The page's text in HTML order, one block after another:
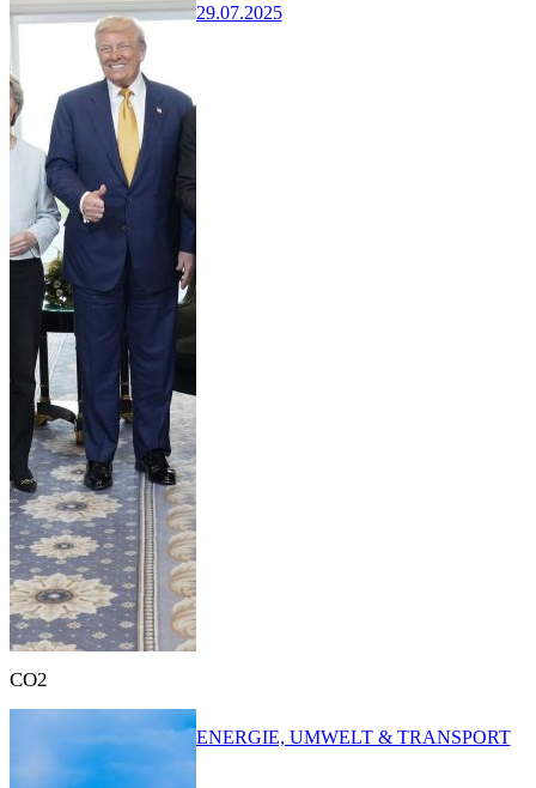
29.07.2025
CO2
ENERGIE, UMWELT & TRANSPORT